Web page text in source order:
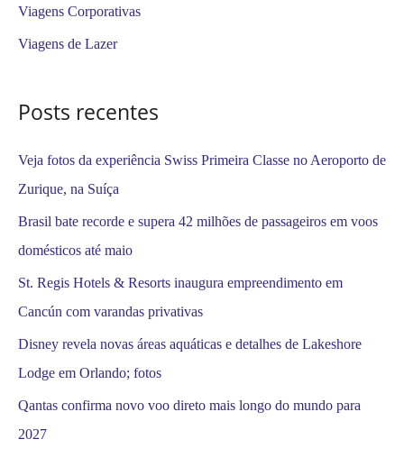
p
r
Viagens Corporativas
Viagens de Lazer
Posts recentes
Veja fotos da experiência Swiss Primeira Classe no Aeroporto de
Zurique, na Suíça
Brasil bate recorde e supera 42 milhões de passageiros em voos
domésticos até maio
St. Regis Hotels & Resorts inaugura empreendimento em
Cancún com varandas privativas
Disney revela novas áreas aquáticas e detalhes de Lakeshore
Lodge em Orlando; fotos
Qantas confirma novo voo direto mais longo do mundo para
2027